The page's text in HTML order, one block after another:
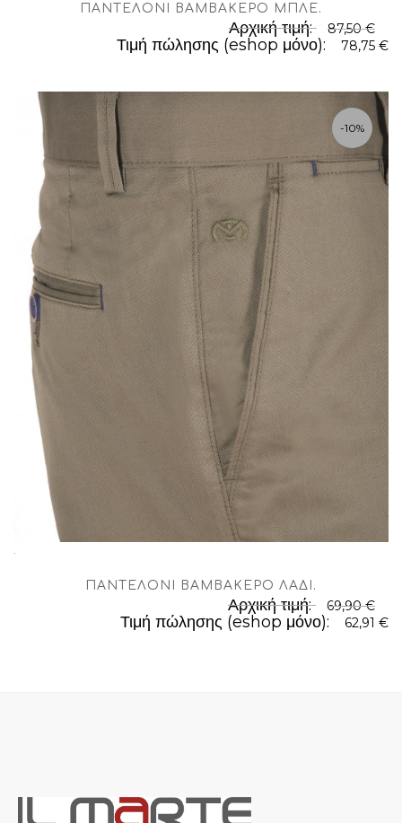
ΠΑΝΤΕΛΌΝΙ ΒΑΜΒΑΚΕΡΌ ΜΠΛΈ.
Αρχική τιμή: 87,50 €
Τιμή πώλησης (eshop μόνο): 78,75 €
-10%
ΠΑΝΤΕΛΌΝΙ ΒΑΜΒΑΚΕΡΌ ΛΑΔΊ .
Αρχική τιμή: 69,90 €
Τιμή πώλησης (eshop μόνο): 62,91 €